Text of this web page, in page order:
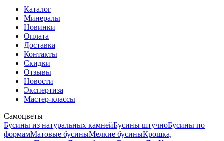
Каталог
Минералы
Новинки
Оплата
Доставка
Контакты
Скидки
Отзывы
Новости
Экспертиза
Мастер-классы
Самоцветы
Бусины из натуральных камнейБусины штучноБусины по
формамМатовые бусиныМелкие бусиныКрошка,